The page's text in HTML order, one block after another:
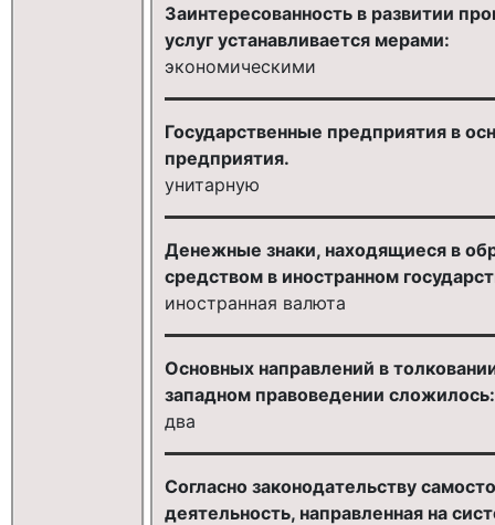
Заинтересованность в развитии
услуг устанавливается мерами:
экономическими
Государственные предприятия в
предприятия.
унитарную
Денежные знаки, находящиеся в
средством в иностранном
иностранная валюта
Основных направлений в
западном правоведении сложилось:
два
Согласно законодательству
деятельность, направленная на